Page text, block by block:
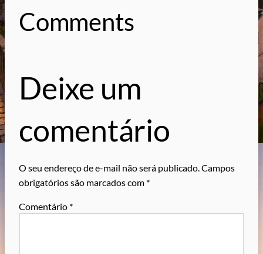
Comments
Deixe um
comentário
O seu endereço de e-mail não será publicado.Campos
obrigatórios são marcados com *
Comentário *